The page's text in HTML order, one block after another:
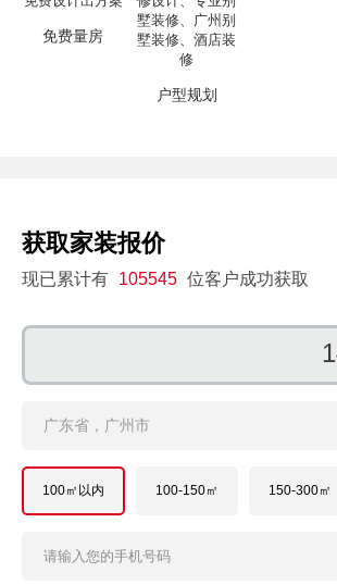
免费量房
户型规划
获取家装报价
现已累计有 105545 位客户成功获取
广东省，广州市
100㎡以内 100-150㎡ 150-300㎡